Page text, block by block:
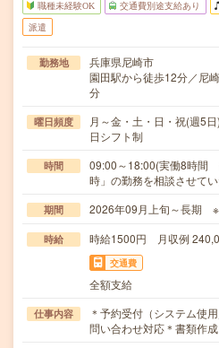
職種未経験OK 交通費別途支給あり
派遣
勤務地
兵庫県尼崎市
園田駅から徒歩12分／尼
分
曜日頻度
月～金・土・日・祝(週
日シフト制
時間
09:00～18:00(実働8時間
時」の勤務を相談させて
期間 2026年09月上旬～長期
時給 時給1500円 月収例
交通費
全額支給
仕事内容
＊予約受付（システム使
問い合わせ対応＊書類作